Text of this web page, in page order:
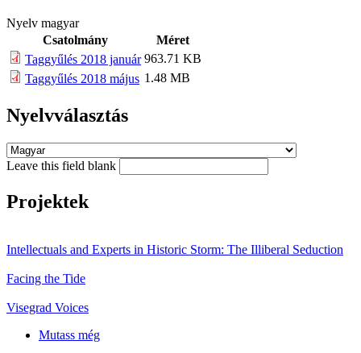
Nyelv magyar
Csatolmány
Méret
Taggyűlés 2018 január 963.71 KB
Taggyűlés 2018 május 1.48 MB
Nyelvválasztás
Leave this field blank
Projektek
Intellectuals and Experts in Historic Storm: The Illiberal Seduction
Facing the Tide
Visegrad Voices
Mutass még